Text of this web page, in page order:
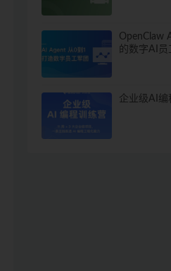
OpenClaw
的数字AI员
企业级AI编